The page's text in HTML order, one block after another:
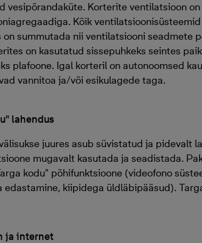
vesipõrandaküte. Korterite ventilatsioon
Kõik
on summutada nii ventilatsiooni seadmete
on kasutatud sissepuhkeks seintes
plafoone. Igal korteril on autonoomsed
vannitoa ja/või esikulagede taga.
lahendus
juures asub süvistatud ja pidevalt
mugavalt kasutada ja seadistada.
kodu" põhifunktsioone (videofono
edastamine, kiipidega üldläbipääsud).
ja internet